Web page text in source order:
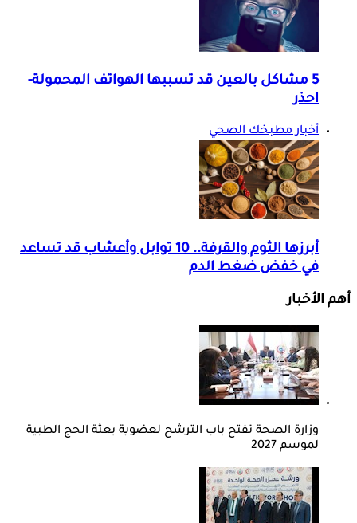
5 مشاكل بالعين قد تسببها الهواتف المحمولة-
احذر
أخبار مطبخك الصحي
أبرزها الثوم والقرفة.. 10 توابل وأعشاب قد تساعد
في خفض ضغط الدم
أهم الأخبار
وزارة الصحة تفتح باب الترشح لعضوية بعثة الحج الطبية
لموسم 2027